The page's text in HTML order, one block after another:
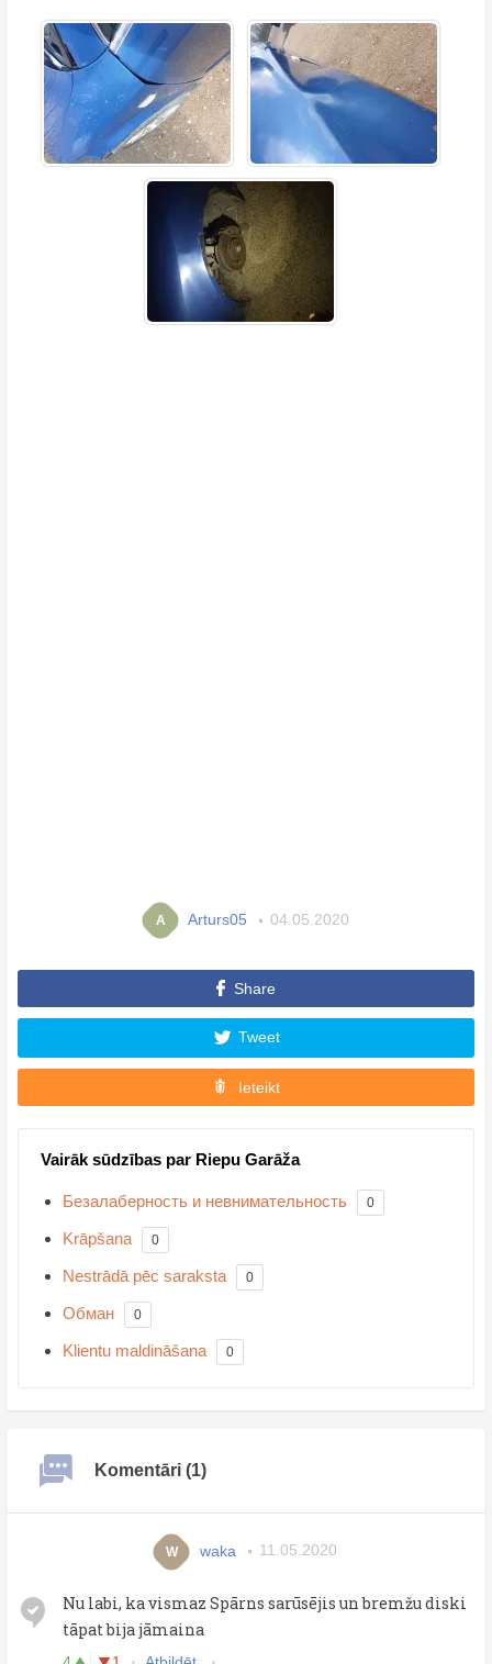
A Arturs05 04.05.2020
Share
Tweet
Ieteikt
Vairāk sūdzības par Riepu Garāža
Безалаберность и невнимательность 0
Krāpšana 0
Nestrādā pēc saraksta 0
Обман 0
Klientu maldināšana 0
Komentāri (1)
W waka 11.05.2020
Nu labi, ka vismaz Spārns sarūsējis un bremžu diski
tāpat bija jāmaina